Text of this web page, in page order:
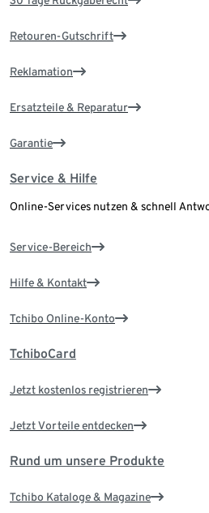
Retouren-Gutschrift
Reklamation
Ersatzteile & Reparatur
Garantie
Service & Hilfe
Online-Services nutzen & schnell
Service-Bereich
Hilfe & Kontakt
Tchibo Online-Konto
TchiboCard
Jetzt kostenlos registrieren
Jetzt Vorteile entdecken
Rund um unsere Produkte
Tchibo Kataloge & Magazine